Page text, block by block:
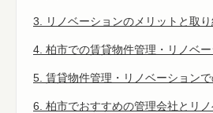
3. リノベーションのメリットと取
4. 柏市での賃貸物件管理・リノベ
5. 賃貸物件管理・リノベーション
6. 柏市でおすすめの管理会社とリ